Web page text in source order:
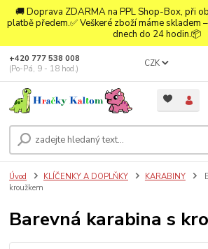
🚚 Doprava ZDARMA na PPL Shop-Box, při
platbě předem.✅ Veškeré zboží máme skladem
dnech do 24 hodin.📦
CZK
+420 777 538 008
(Po-Pá, 9 - 18 hod.)
Úvod KLÍČENKY A DOPLŇKY KARABINY
kroužkem
Barevná karabina s